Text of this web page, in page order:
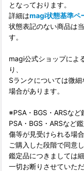
となっております。
詳細はmagi状態基準ペ
状態表記のない商品は
す。
magi公式ショップによ
り、
Sランクについては微
場合があります。
※PSA・BGS・ARSなど
PSA・BGS・ARSなど
傷等が見受けられる場
ご購入した段階で同意
鑑定品につきましては
一切お断りさせていた